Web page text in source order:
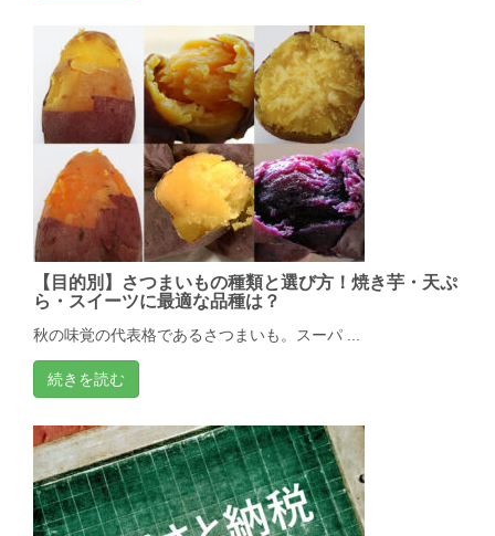
【目的別】さつまいもの種類と選び方！焼き芋・天ぷ
ら・スイーツに最適な品種は？
秋の味覚の代表格であるさつまいも。スーパ ...
続きを読む